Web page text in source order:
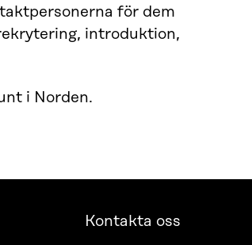
för dem
introduktion,
i Norden.
Kontakta oss